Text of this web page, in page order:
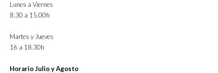
Lunes a Viernes
8.30 a 15.00h
Martes y Jueves
16 a 18.30h
Horario Julio y Agosto